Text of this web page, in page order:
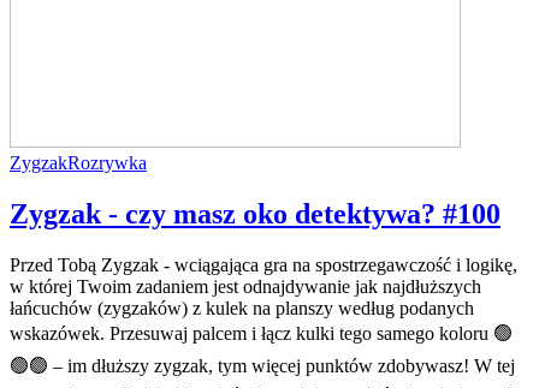
ZygzakRozrywka
Zygzak - czy masz oko detektywa? #100
Przed Tobą Zygzak - wciągająca gra na spostrzegawczość i logikę,
w której Twoim zadaniem jest odnajdywanie jak najdłuższych
łańcuchów (zygzaków) z kulek na planszy według podanych
wskazówek. Przesuwaj palcem i łącz kulki tego samego koloru 🟢
🟢🟢 – im dłuższy zygzak, tym więcej punktów zdobywasz! W tej